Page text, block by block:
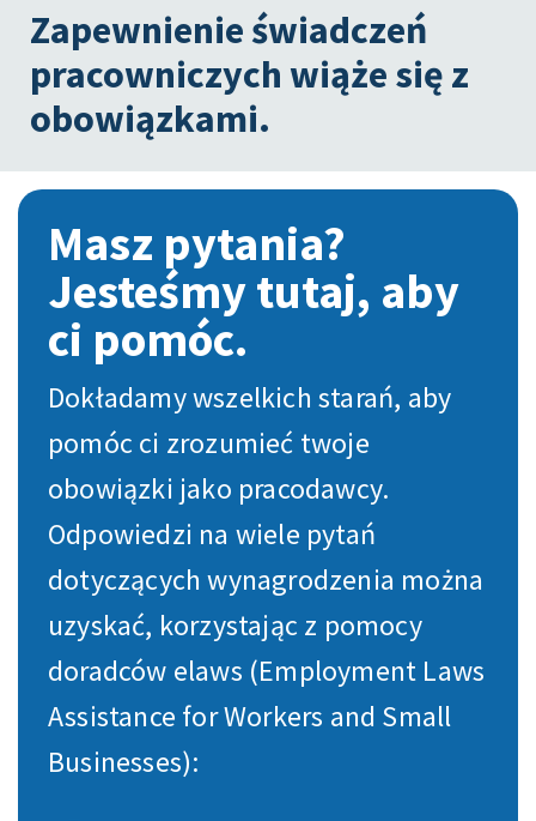
Zapewnienie świadczeń
pracowniczych wiąże się z
obowiązkami.
Masz pytania?
Jesteśmy tutaj, aby
ci pomóc.
Dokładamy wszelkich starań, aby
pomóc ci zrozumieć twoje
obowiązki jako pracodawcy.
Odpowiedzi na wiele pytań
dotyczących wynagrodzenia można
uzyskać, korzystając z pomocy
doradców elaws (Employment Laws
Assistance for Workers and Small
Businesses):